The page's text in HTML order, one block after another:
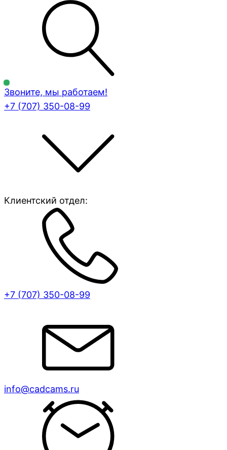
Звоните, мы работаем!
+7 (707) 350-08-99
Клиентский отдел:
+7 (707) 350-08-99
info@cadcams.ru